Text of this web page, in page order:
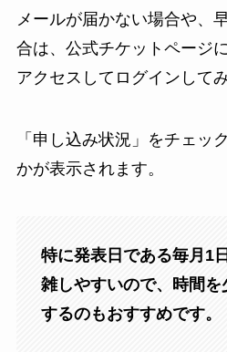
メールが届かない場合や、
合は、公式チケットページ
アクセスしてログインして
「申し込み状況」をチェッ
かが表示されます。
特に発表日である毎月1
雑しやすいので、時間
するのもおすすめです。